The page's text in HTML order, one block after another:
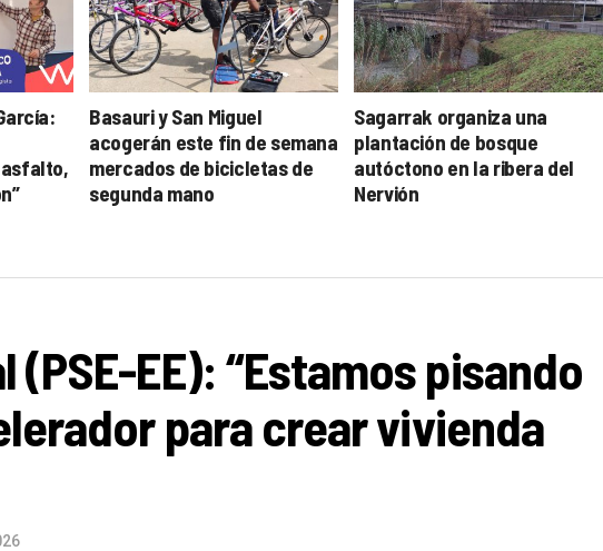
Basauri y San Miguel
acogerán este fin de semana
mercados de bicicletas de
segunda mano
Sagarrak organiza una
plantación de bosque
autóctono en la ribera del
Nervión
(PSE-EE): “Estamos pisando
para crear vivienda